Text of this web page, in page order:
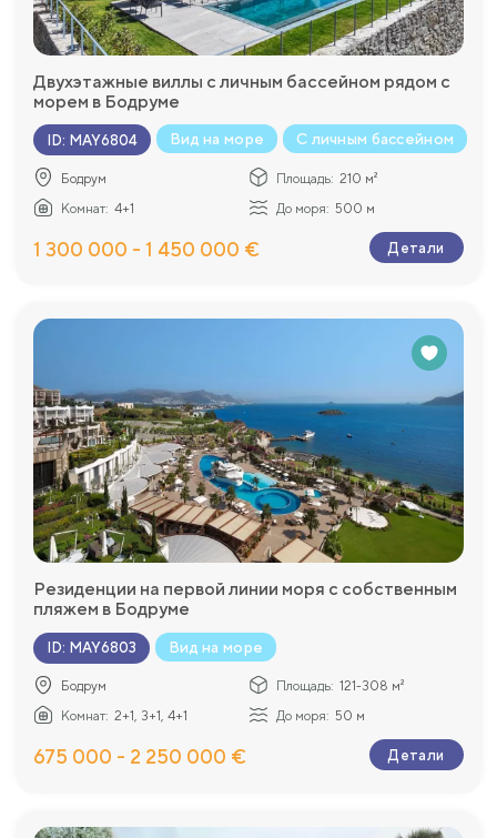
Двухэтажные виллы с личным бассейном рядом с
морем в Бодруме
ID: MAY6804 Вид на море С личным бассейном
Бодрум Площадь: 210 м²
Комнат: 4+1 До моря: 500 м
1 300 000 - 1 450 000 € Детали
Резиденции на первой линии моря с собственным
пляжем в Бодруме
ID: MAY6803 Вид на море
Бодрум Площадь: 121-308 м²
Комнат: 2+1, 3+1, 4+1 До моря: 50 м
675 000 - 2 250 000 € Детали